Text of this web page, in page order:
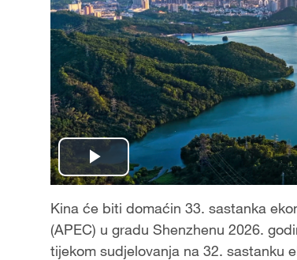
P
l
a
Kina će biti domaćin 33. sastanka
(APEC) u gradu Shenzhenu 2026.
tijekom sudjelovanja na 32. sastanku